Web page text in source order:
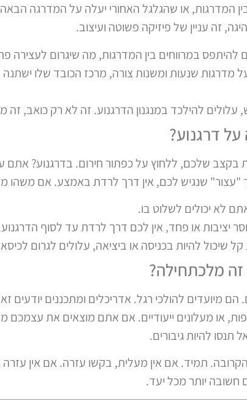
המדרגות, או שהגלגל האחורי יעלה על המדרגה
זה עניין של פיזיקה פשוטה ועיצוב.
במרווחים בין המדרגות, מה שיגרום לעצירה
מדרגות שנעות ומשנות צורה, מרכז הכובד שלו ישתנה
להילכד במנגנון הדרגנוע. זה לא רק כואב, זה
דרגנוע?
שלכם, ללחוץ על כפתור חירום. בדרגנוע? אתם
"עצור" שנגיש לכם, אין דרך לרדת באמצע. אם
לא יכולים לשלוט בו.
יציבות או פחד, אין לכם דרך לרדת עד לסוף
קל שיכול להיות בכניסה או ביציאה, עלולים לגרום
מלכתחילה?
מיועדים להולכי רגל. אדריכלים ומתכננים יודעים
או מעלונים ייעודיים. אם אתם מוצאים את עצמכם
תנסו להיות גיבורים.
תמיד. אם אין מעלית, בקשו עזרה. אם אין עזרה
חשובה יותר מכל יעד.